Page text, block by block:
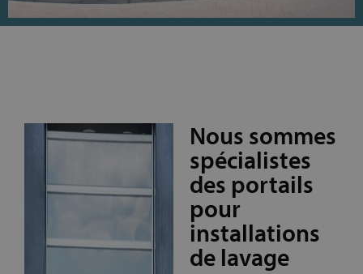
Nous sommes
spécialistes
des portails
pour
installations
de lavage